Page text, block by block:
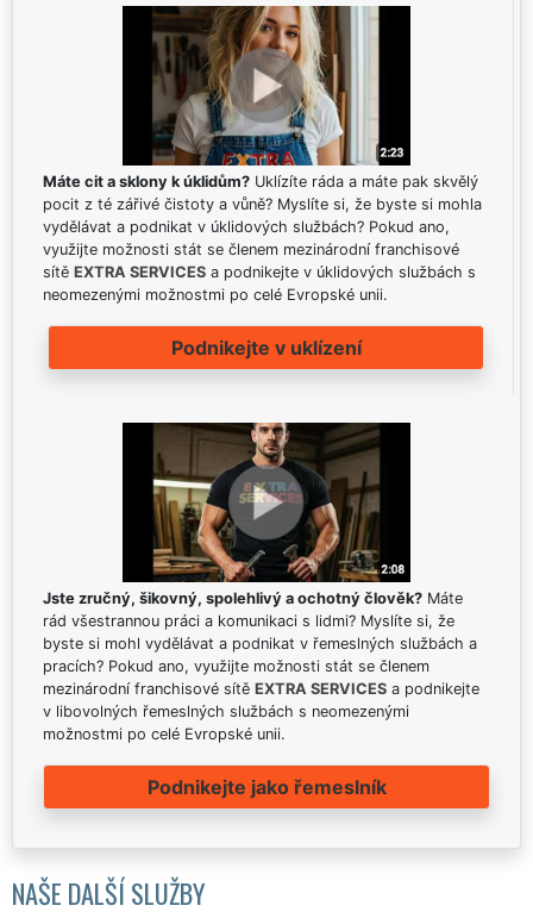
Máte cit a sklony k úklidům? Uklízíte ráda a máte pak skvělý
pocit z té zářivé čistoty a vůně? Myslíte si, že byste si mohla
vydělávat a podnikat v úklidových službách? Pokud ano,
využijte možnosti stát se členem mezinárodní franchisové
sítě EXTRA SERVICES a podnikejte v úklidových službách s
neomezenými možnostmi po celé Evropské unii.
Podnikejte v uklízení
Jste zručný, šikovný, spolehlivý a ochotný člověk? Máte
rád všestrannou práci a komunikaci s lidmi? Myslíte si, že
byste si mohl vydělávat a podnikat v řemeslných službách a
pracích? Pokud ano, využijte možnosti stát se členem
mezinárodní franchisové sítě EXTRA SERVICES a podnikejte
v libovolných řemeslných službách s neomezenými
možnostmi po celé Evropské unii.
Podnikejte jako řemeslník
NAŠE DALŠÍ SLUŽBY